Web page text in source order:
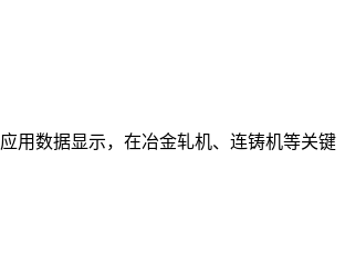
用数据显示，在冶金轧机、连铸机等关键